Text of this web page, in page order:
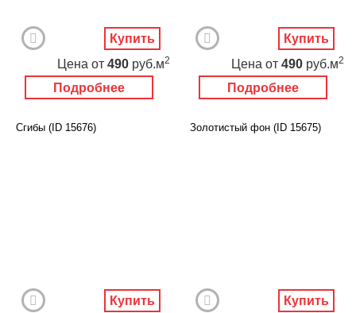
Подробнее
Цена от 490 руб.м2
Купить
Подробнее
Цена от 490 руб.м2
Купить
Сгибы (ID 15676)
Купить
Золотистый фон (ID 15675)
Купить